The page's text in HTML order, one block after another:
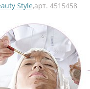
Style,арт. 4515458